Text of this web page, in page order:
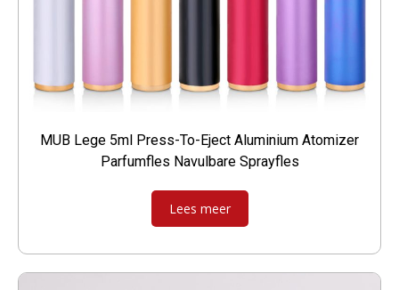
MUB Lege 5ml Press-To-Eject Aluminium Atomizer
Parfumfles Navulbare Sprayfles
Lees meer